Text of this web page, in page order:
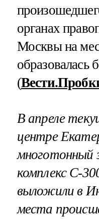
органах
Москвы на
образовалась
(
В апреле
центре
многотонный
комплекс С-
выложили в
места